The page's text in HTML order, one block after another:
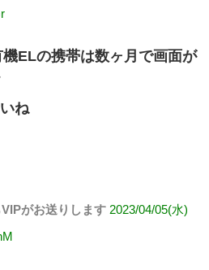
ELの携帯は数ヶ月で画面が
ね
がお送りします 2023/04/05(水)